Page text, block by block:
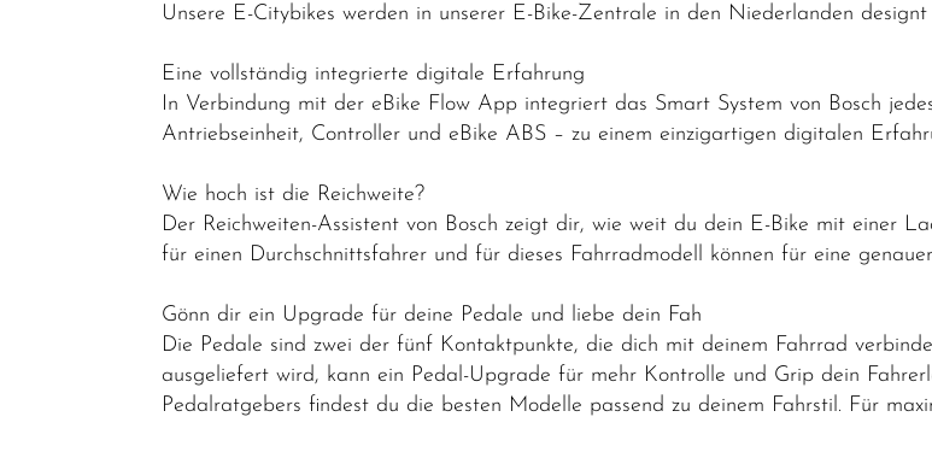
Mountainbikes
Unsere E-Citybikes werden in unserer E-Bike-Zentrale in den Niederlanden
Eine vollständig integrierte digitale Erfahrung
In Verbindung mit der eBike Flow App integriert das Smart System von Bosch
Antriebseinheit, Controller und eBike ABS – zu einem einzigartigen digitalen
Wie hoch ist die Reichweite?
Der Reichweiten-Assistent von Bosch zeigt dir, wie weit du dein E-Bike mit einer
für einen Durchschnittsfahrer und für dieses Fahrradmodell können für eine
Gönn dir ein Upgrade für deine Pedale und liebe dein Fah
Die Pedale sind zwei der fünf Kontaktpunkte, die dich mit deinem Fahrrad
ausgeliefert wird, kann ein Pedal-Upgrade für mehr Kontrolle und Grip dein
Pedalratgebers findest du die besten Modelle passend zu deinem Fahrstil. Für